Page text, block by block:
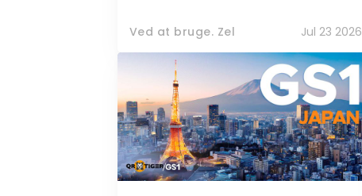
Ved at bruge. Zel Jul 23 2026